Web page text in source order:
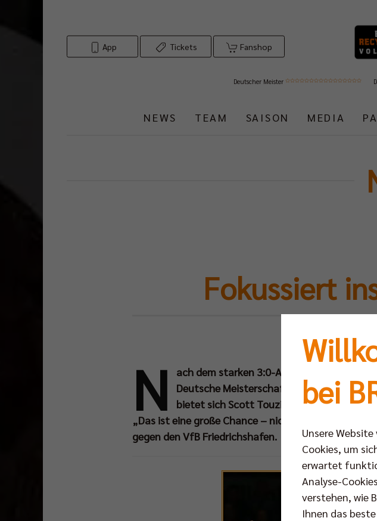
App Tickets Fanshop
Deutscher Meister
NEWS TEAM SAISON MEDIA
Fokussiert
N
ach dem starken 3:0-Auswärtserfolg am
Deutsche Meisterschaft zum vierten Mal
bietet sich Scott Touzinsky & Co am
„Das ist eine große Chance – nicht mehr, aber
gegen den VfB Friedrichshafen.
bei
Unsere
Cookies, um
erwartet
Analyse-
verstehen, wie
Ihnen das